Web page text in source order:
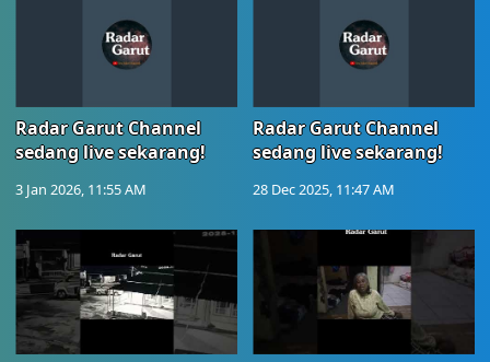
Radar Garut Channel
sedang live sekarang!
3 Jan 2026, 11:55 AM
Radar Garut Channel
sedang live sekarang!
28 Dec 2025, 11:47 AM